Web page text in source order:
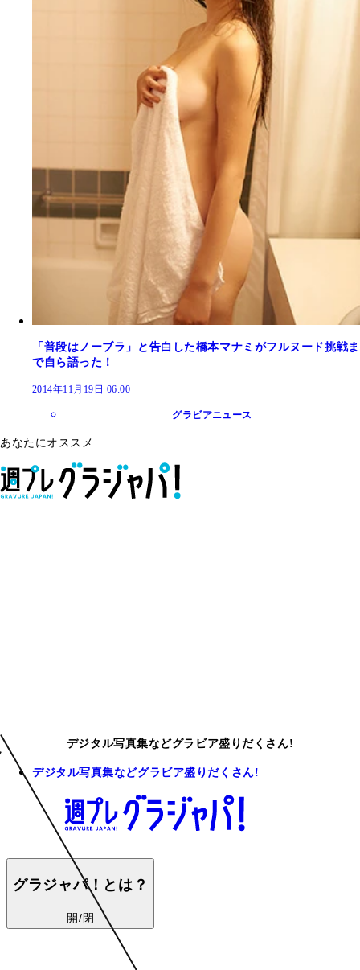
「普段はノーブラ」と告白した橋本マナミがフルヌード挑戦ま
で自ら語った！
2014年11月19日 06:00
グラビアニュース
あなたにオススメ
デジタル写真集などグラビア盛りだくさん!
デジタル写真集などグラビア盛りだくさん!
グラジャパ！とは？
開/閉